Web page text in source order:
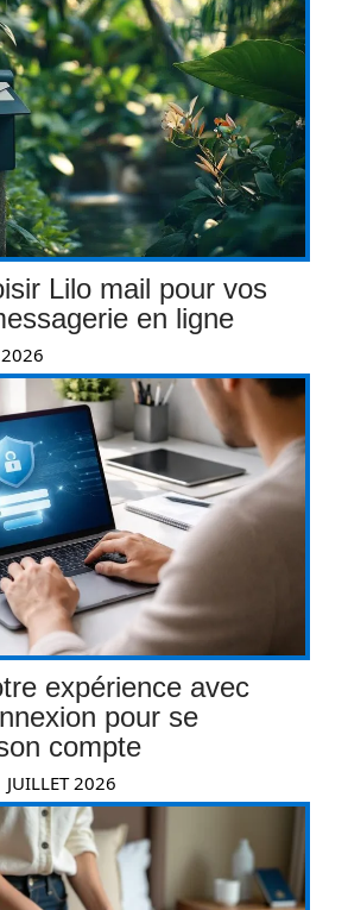
Lilo mail pour vos
en ligne
expérience avec
pour se
compte
JUILLET 2026